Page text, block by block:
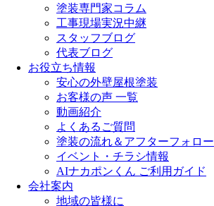
塗装専門家コラム
工事現場実況中継
スタッフブログ
代表ブログ
お役立ち情報
安心の外壁屋根塗装
お客様の声 一覧
動画紹介
よくあるご質問
塗装の流れ＆アフターフォロー
イベント・チラシ情報
AIナカポンくん ご利用ガイド
会社案内
地域の皆様に